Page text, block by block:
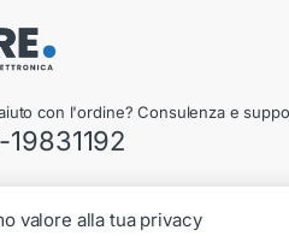
valore alla tua privacy
con l'ordine? Consulenza e